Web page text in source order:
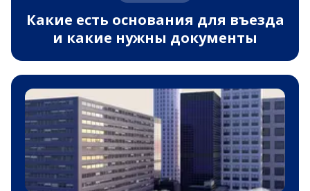
Какие есть основания для въезда
и какие нужны документы